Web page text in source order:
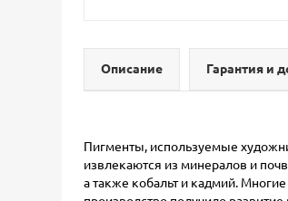
Описание Гарантия и
Пигменты, используемые
извлекаются из минералов и
а также кобальт и кадмий.